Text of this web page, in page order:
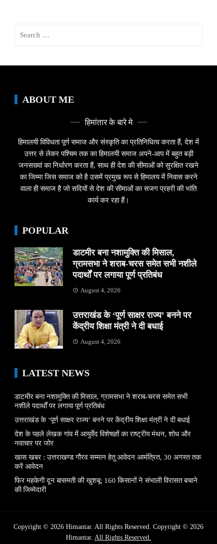
ABOUT ME
हिमांतार के बारे मे
हिमालयी विविधता पूर्ण समाज और संस्कृति का प्रतिनिधित्व करता हैं, देश में
उत्तर से लेकर पश्चिम तक का हिमालयी समाज अपने-आप में बहुत बड़ी
जनसख्यां का निर्धारण करता हैं, साथ ही देश की सीमाओं को सुरक्षित रखने
का जिम्मा जिस समाज को है उसमें प्रमुख रूप से हिमालय में निवास करने
वाला ही समाज है जो सदियों से देश की सीमाओं का सजग प्रहरी की भांति
कार्य कर रहा हैं।
POPULAR
डाटमीर बना नशामुक्ति की मिसाल,
ग्रामसभा ने शराब-चरस समेत सभी नशीले
पदार्थों पर लगाया पूर्ण प्रतिबंध
August 4, 2026
उत्तराखंड के ‘पूर्ण साक्षर राज्य’ बनने पर
केंद्रीय शिक्षा मंत्री ने दी बधाई
August 4, 2026
LATEST NEWS
डाटमीर बना नशामुक्ति की मिसाल, ग्रामसभा ने शराब-चरस समेत सभी
नशीले पदार्थों पर लगाया पूर्ण प्रतिबंध
उत्तराखंड के ‘पूर्ण साक्षर राज्य’ बनने पर केंद्रीय शिक्षा मंत्री ने दी बधाई
देश के पहले लेखक गांव में आयुर्वेद विशेषज्ञों का राष्ट्रीय मंथन, शोध और
नवाचार पर जोर
खास खबर : उत्तराखण्ड गौरव सम्मान हेतु आवेदन आमंत्रित, 30 अगस्त तक
करें आवेदन
फिर महकेगी दून बासमती की खुशबू: 160 किसानों ने संभाली विरासत बचाने
की जिम्मेदारी
Copyright © 2026 Himantar. All Rights Reserved. Copyright © 2026
Himantar. All Rights Reserved.